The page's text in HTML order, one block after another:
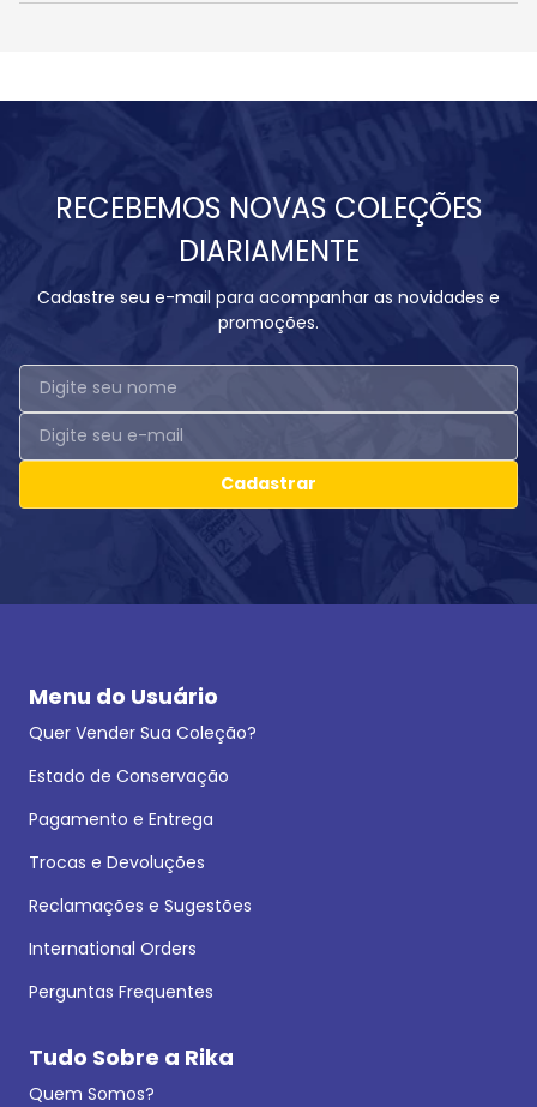
RECEBEMOS NOVAS COLEÇÕES
DIARIAMENTE
Cadastre seu e-mail para acompanhar as novidades e
promoções.
Cadastrar
Menu do Usuário
Quer Vender Sua Coleção?
Estado de Conservação
Pagamento e Entrega
Trocas e Devoluções
Reclamações e Sugestões
International Orders
Perguntas Frequentes
Tudo Sobre a Rika
Quem Somos?